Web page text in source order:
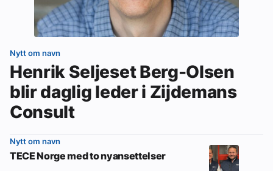
Nytt om navn
Henrik Seljeset Berg-Olsen
blir daglig leder i Zijdemans
Consult
Nytt om navn
TECE Norge med to nyansettelser